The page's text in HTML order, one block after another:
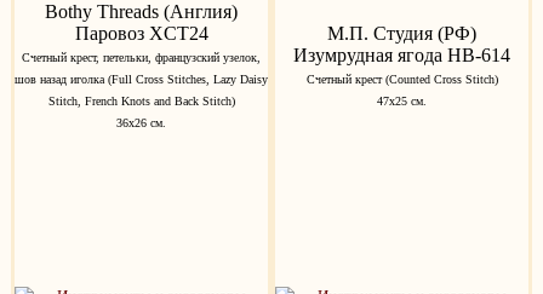
Bothy Threads (Англия)
Паровоз XCT24
Счетный крест, петельки, французский узелок,
шов назад иголка (Full Cross Stitches, Lazy Daisy
Stitch, French Knots and Back Stitch)
36х26 см.
М.П. Студия (РФ)
Изумрудная ягода НВ-614
Счетный крест (Counted Cross Stitch)
47х25 см.